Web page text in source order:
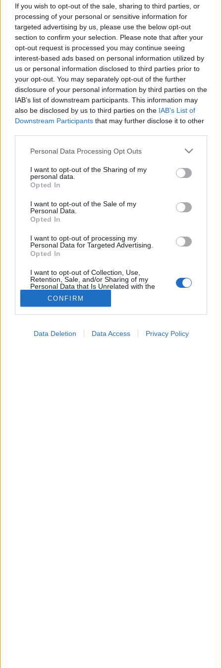
If you wish to opt-out of the sale, sharing to third parties, or
processing of your personal or sensitive information for
targeted advertising by us, please use the below opt-out
section to confirm your selection. Please note that after your
opt-out request is processed you may continue seeing
interest-based ads based on personal information utilized by
us or personal information disclosed to third parties prior to
your opt-out. You may separately opt-out of the further
disclosure of your personal information by third parties on the
IAB’s list of downstream participants. This information may
also be disclosed by us to third parties on the IAB’s List of
Downstream Participants that may further disclose it to other
Please note that this website/app uses one or more Google
not limited to your visit or usage behaviour. You may click to
grant or deny consent to Google and its third-party tags to
use your data for below specified purposes in below Google
consent section.
Personal Data Processing Opt Outs
I want to opt-out of the Sharing of my
personal data.
Opted In
I want to opt-out of the Sale of my
Personal Data.
Opted In
I want to opt-out of processing my
Personal Data for Targeted Advertising.
Opted In
I want to opt-out of Collection, Use,
Retention, Sale, and/or Sharing of my
Personal Data that Is Unrelated with the
Purposes for which it was collected.
Opted Out
CONFIRM
Data Deletion Data Access Privacy Policy
Betegségek
2024. január 31. 07:34